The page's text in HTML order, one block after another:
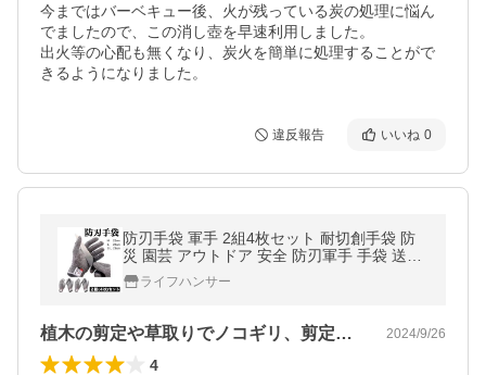
今まではバーベキュー後、火が残っている炭の処理に悩ん
でましたので、この消し壺を早速利用しました。
出火等の心配も無くなり、炭火を簡単に処理することがで
違反報告 いいね 0
防刃手袋 軍手 2組4枚セット 耐切創手袋 防
災 園芸 アウトドア 安全 防刃軍手 手袋 送料
無料ライフハンサー
植木の剪定や草取りでノコギリ、剪定バサ… 2024/9/26
4